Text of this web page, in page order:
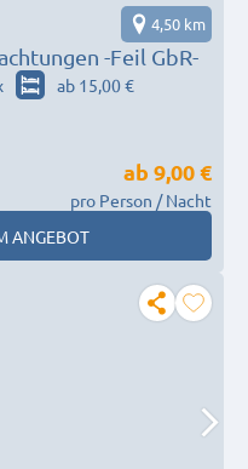
& Übernachtungen -Feil GbR-
4,50 km
ab 15,00 €
ab 9,00 €
pro Person / Nacht
ANGEBOT